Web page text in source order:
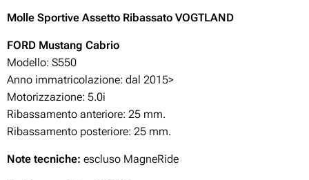
Molle Sportive Assetto Ribassato VOGTLAND
FORD Mustang Cabrio
Modello: S550
Anno immatricolazione: dal 2015>
Motorizzazione: 5.0i
Ribassamento anteriore: 25 mm.
Ribassamento posteriore: 25 mm.
Note tecniche: escluso MagneRide